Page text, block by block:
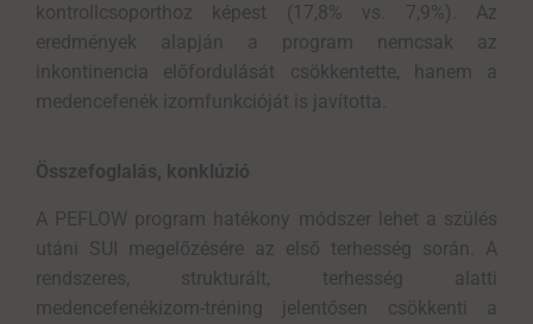
kontrollcsoporthoz képest (17,8% vs. 7,9%). Az
eredmények alapján a program nemcsak az
inkontinencia előfordulását csökkentette, hanem a
medencefenék izomfunkcióját is javította.
Összefoglalás, konklúzió
A PEFLOW program hatékony módszer lehet a szülés
utáni SUI megelőzésére az első terhesség során. A
rendszeres, strukturált, terhesség alatti
medencefenékizom-tréning jelentősen csökkenti a